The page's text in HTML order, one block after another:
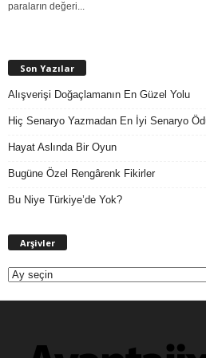
paraların değeri...
Son Yazılar
Alışverişi Doğaçlamanın En Güzel Yolu
Hiç Senaryo Yazmadan En İyi Senaryo
Hayat Aslında Bir Oyun
Bugüne Özel Rengârenk Fikirler
Bu Niye Türkiye’de Yok?
Arşivler